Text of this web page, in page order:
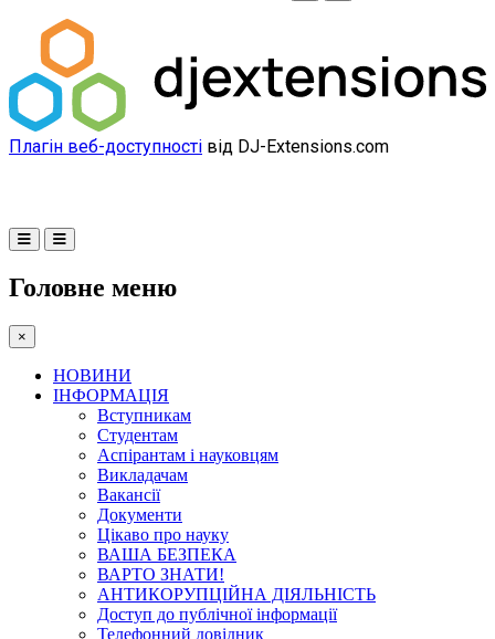
Плагін веб-доступності від DJ-Extensions.com
Головне меню
×
НОВИНИ
ІНФОРМАЦІЯ
Вступникам
Студентам
Аспірантам і науковцям
Викладачам
Вакансії
Документи
Цікаво про науку
ВАША БЕЗПЕКА
ВАРТО ЗНАТИ!
АНТИКОРУПЦІЙНА ДІЯЛЬНІСТЬ
Доступ до публічної інформації
Телефонний довідник